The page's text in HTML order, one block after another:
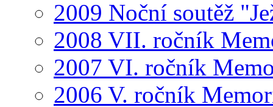
2009 Noční soutěž
2008 VII. ročník
2007 VI. ročník
2006 V. ročník